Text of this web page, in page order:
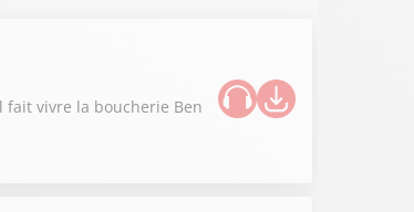
fait vivre la boucherie Ben